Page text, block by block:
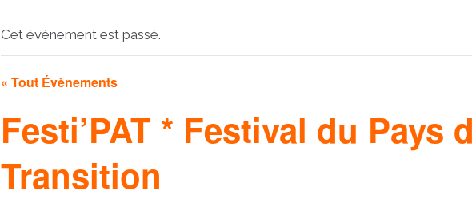
Cet évènement est passé.
« Tout Évènements
Festi’PAT * Festival du Pays
Transition